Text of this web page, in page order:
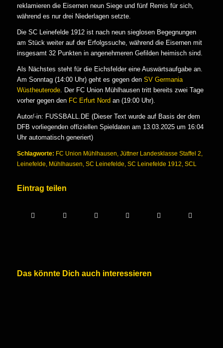
reklamieren die Eisernen neun Siege und fünf Remis für sich,
während es nur drei Niederlagen setzte.
Die SC Leinefelde 1912 ist nach neun sieglosen Begegnungen
am Stück weiter auf der Erfolgssuche, während die Eisernen mit
insgesamt 32 Punkten in angenehmeren Gefilden heimisch sind.
Als Nächstes steht für die Eichsfelder eine Auswärtsaufgabe an.
Am Sonntag (14:00 Uhr) geht es gegen den SV Germania
Wüstheuterode. Der FC Union Mühlhausen tritt bereits zwei Tage
vorher gegen den FC Erfurt Nord an (19:00 Uhr).
Autor/-in: FUSSBALL.DE (Dieser Text wurde auf Basis der dem
DFB vorliegenden offiziellen Spieldaten am 13.03.2025 um 16:04
Uhr automatisch generiert)
Schlagworte: FC Union Mühlhausen Jüttner Landesklasse Staffel 2
Leinefelde
Mühlhausen SC Leinefelde SC Leinefelde 1912 SCL
Eintrag teilen
Das könnte Dich auch interessieren